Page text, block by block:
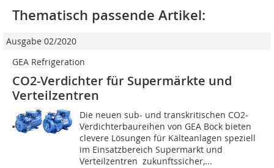
Thematisch passende Artikel:
Ausgabe 02/2020
GEA Refrigeration
CO2-Verdichter für Supermärkte und
Verteilzentren
Die neuen sub- und transkritischen CO2-
Verdichterbaureihen von GEA Bock bieten
clevere Lösungen für Kälteanlagen speziell
im Einsatzbereich Supermarkt und
Verteilzentren  zukunftssicher,...